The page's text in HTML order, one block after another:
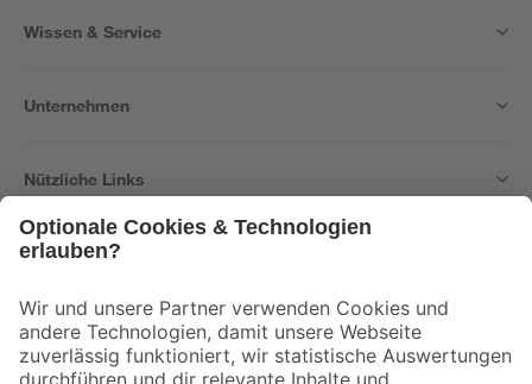
Wissen & Service
Unternehmen
Nützliche Links
Der toom Newsletter: Keine Angebote und Aktionen mehr verpassen!
Zur Newsletter Anmeldung